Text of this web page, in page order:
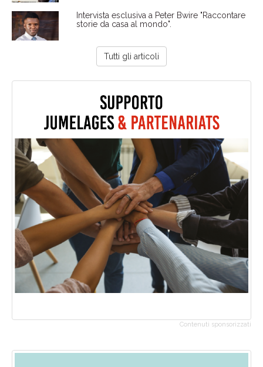
Intervista esclusiva a Peter Bwire "Raccontare
storie da casa al mondo".
Tutti gli articoli
Contenuti sponsorizzati